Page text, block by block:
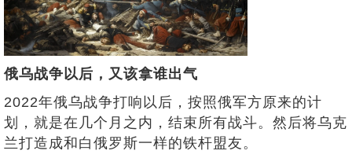
俄乌战争以后，又该拿谁出气
2022年俄乌战争打响以后，按照俄军方原来的计
划，就是在几个月之内，结束所有战斗。然后将乌克
兰打造成和白俄罗斯一样的铁杆盟友。